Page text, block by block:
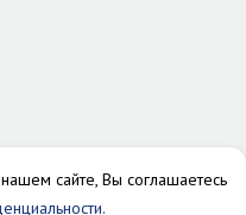
сайте, Вы соглашаетесь